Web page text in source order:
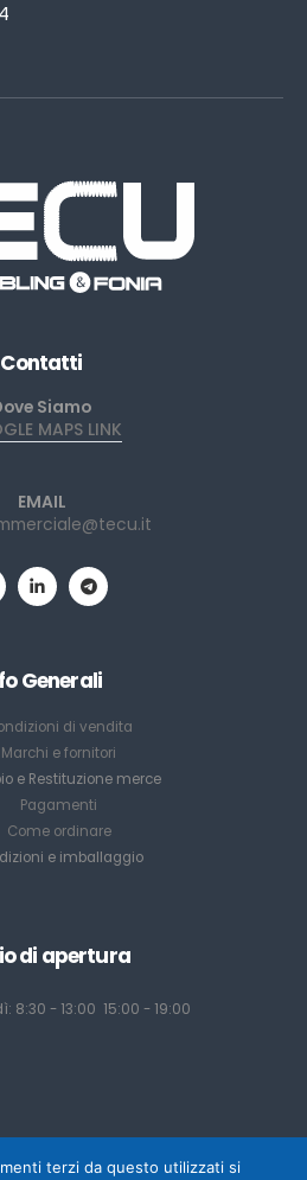
Contatti
Siamo
MAPS LINK
EMAIL
Generali
di vendita
Marchi e fornitori
e Restituzione merce
Pagamenti
Come ordinare
e imballaggio
di apertura
8:30 - 13:00 15:00 - 19:00
terzi da questo utilizzati si